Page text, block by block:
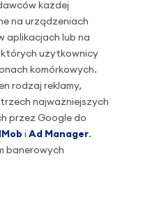
każdej
na urządzeniach
aplikacjach lub na
użytkownicy
komórkowych.
rodzaj reklamy,
najważniejszych
przez Google do
i Ad Manager.
banerowych